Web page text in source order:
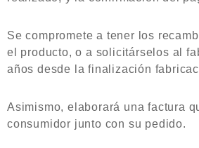
Se compromete a tener los
el producto, o a solicitárselos al
años desde la finalización
Asimismo, elaborará una factura
consumidor junto con su pedido.